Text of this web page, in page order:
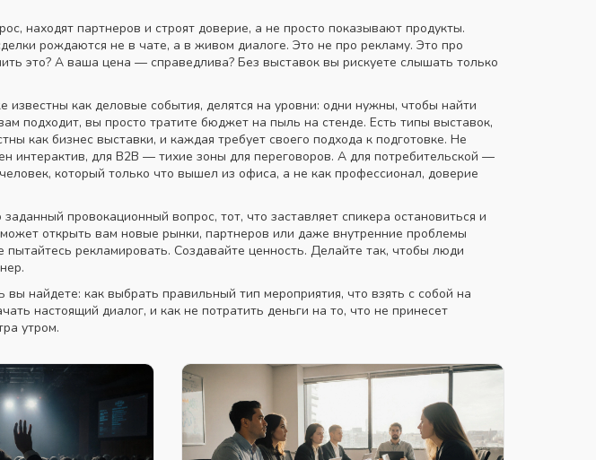
находят партнеров и строят доверие, а не просто показывают продукты.
рождаются не в чате, а в живом диалоге. Это не про рекламу. Это про
это? А ваша цена — справедлива? Без выставок вы рискуете слышать только
известны как деловые события, делятся на уровни: одни нужны, чтобы найти
подходит, вы просто тратите бюджет на пыль на стенде. Есть типы выставок,
как бизнес выставки, и каждая требует своего подхода к подготовке. Не
интерактив, для B2B — тихие зоны для переговоров. А для потребительской —
который только что вышел из офиса, а не как профессионал, доверие
заданный провокационный вопрос, тот, что заставляет спикера остановиться и
открыть вам новые рынки, партнеров или даже внутренние проблемы
рекламировать. Создавайте ценность. Делайте так, чтобы люди
найдете: как выбрать правильный тип мероприятия, что взять с собой на
настоящий диалог, и как не потратить деньги на то, что не принесет
утром.